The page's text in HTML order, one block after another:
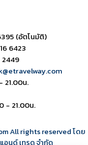
(อัตโนมัติ)
6423
น.
- 21.00น.
All rights reserved โดย
อนด์ เทรด จำกัด